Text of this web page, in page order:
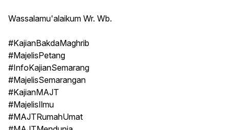
Wassalamu'alaikum Wr. Wb.
#KajianBakdaMaghrib
#MajelisPetang
#InfoKajianSemarang
#MajelisSemarangan
#KajianMAJT
#MajelisIlmu
#MAJTRumahUmat